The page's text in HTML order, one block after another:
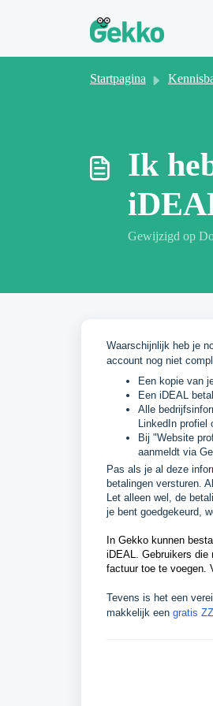
Startpagina
Ik
Gewijzigd op
Waarschijnlijk heb je
account nog niet
Een kopie van
Een iDEAL
Alle
LinkedIn profiel
Bij "Website
aanmeldt via
Pas als je al deze
betalingen versturen.
Let alleen wel, de
je bent goedgekeurd,
In Gekko kunnen
iDEAL. Gebruikers die
factuur toe te voegen.
Tevens is het een
makkelijk een gratis